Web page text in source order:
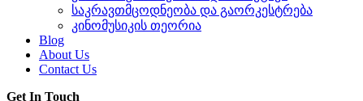
საკრავთმცოდნეობა და გაორკესტრება
კინომუსიკის თეორია
Blog
About Us
Contact Us
Get In Touch